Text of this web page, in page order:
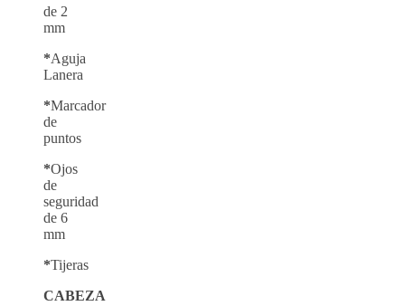
de 2
mm
*Aguja
Lanera
*Marcador
de
puntos
*Ojos
de
seguridad
de 6
mm
*Tijeras
CABEZA